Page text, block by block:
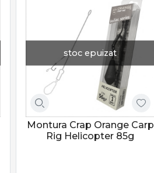
stoc epuizat
Montura Crap Orange Carp
Rig Helicopter 85g